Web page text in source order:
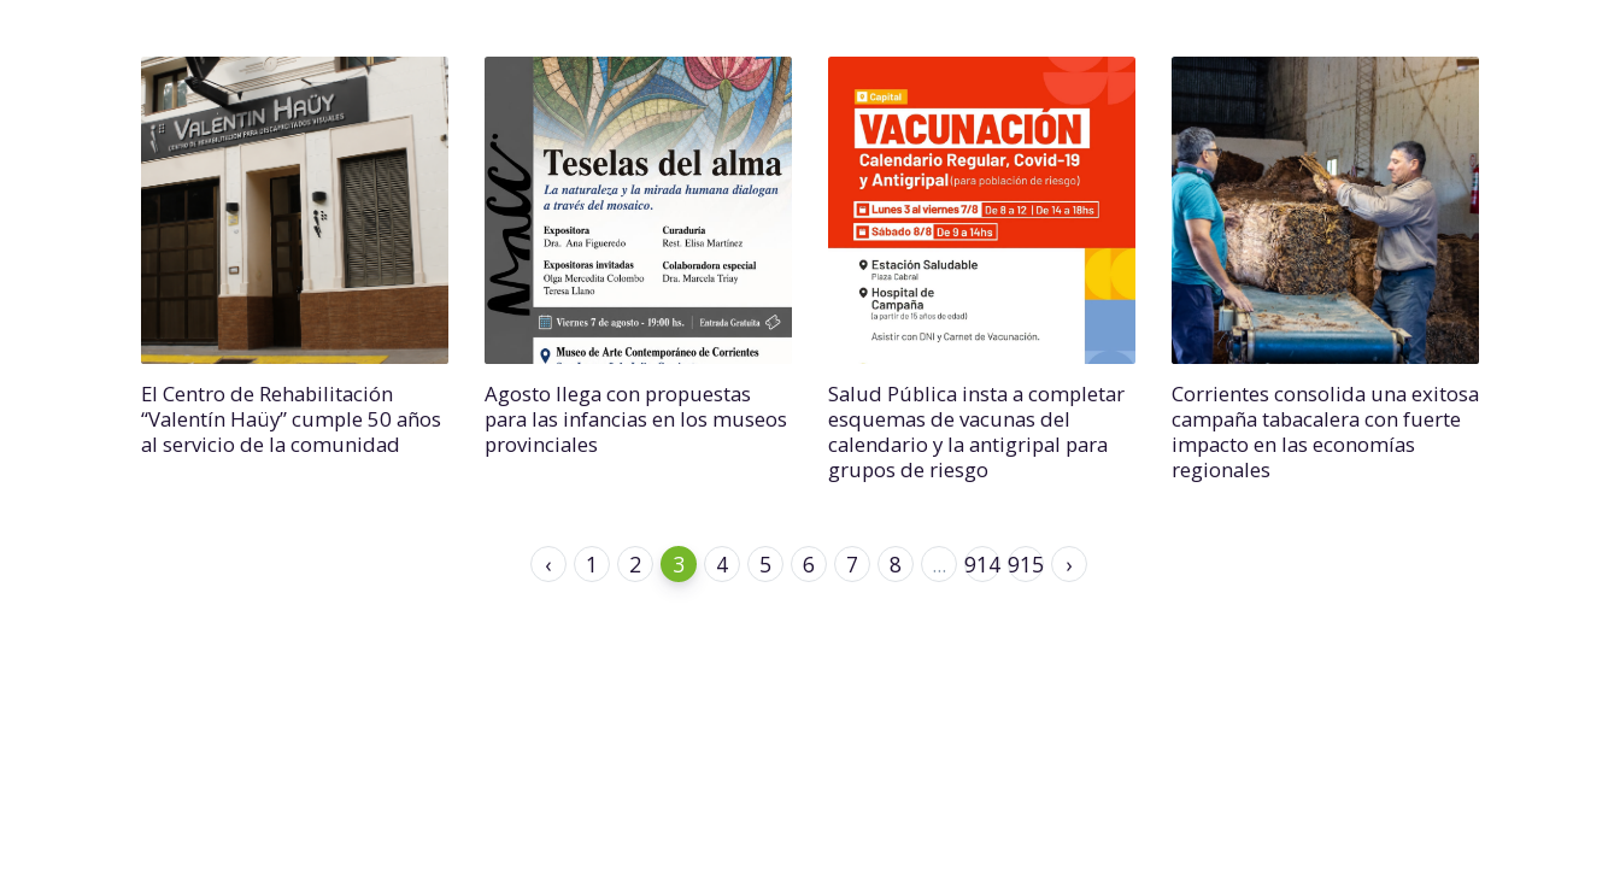
El Centro de Rehabilitación
“Valentín Haüy” cumple 50 años
al servicio de la comunidad
Agosto llega con propuestas
para las infancias en los museos
provinciales
Salud Pública insta a completar
esquemas de vacunas del
calendario y la antigripal para
grupos de riesgo
Corrientes consolida una exitosa
campaña tabacalera con fuerte
impacto en las economías
regionales
‹ 1 2 3 4 5 6 7 8 ... 914 915 ›